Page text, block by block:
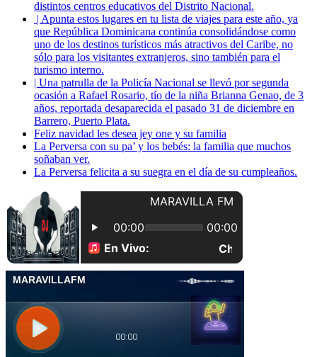
distintos centros educativos del Distrito Nacional.
| Apunta estos lugares en tu lista de viajes para este año, ya
que República Dominicana continúa consolidándose como
uno de los destinos turísticos más atractivos del Caribe, no
sólo para los visitantes extranjeros, sino también para el
turismo interno.
| Una patrulla de la Policía Nacional se llevó por segunda
ocasión a Rafael Rosario, tío de la niña Brianna Genao, de 3
años, reportada desaparecida el pasado 31 de diciembre en
Barrero, Puerto Plata.
Feliz navidad les desea jey one y su familia
La Perversa con su pa’ y los bebés: la familia que muchos
soñaban ver.
La Perversa felicita a su suegra en el día de su cumpleaños.